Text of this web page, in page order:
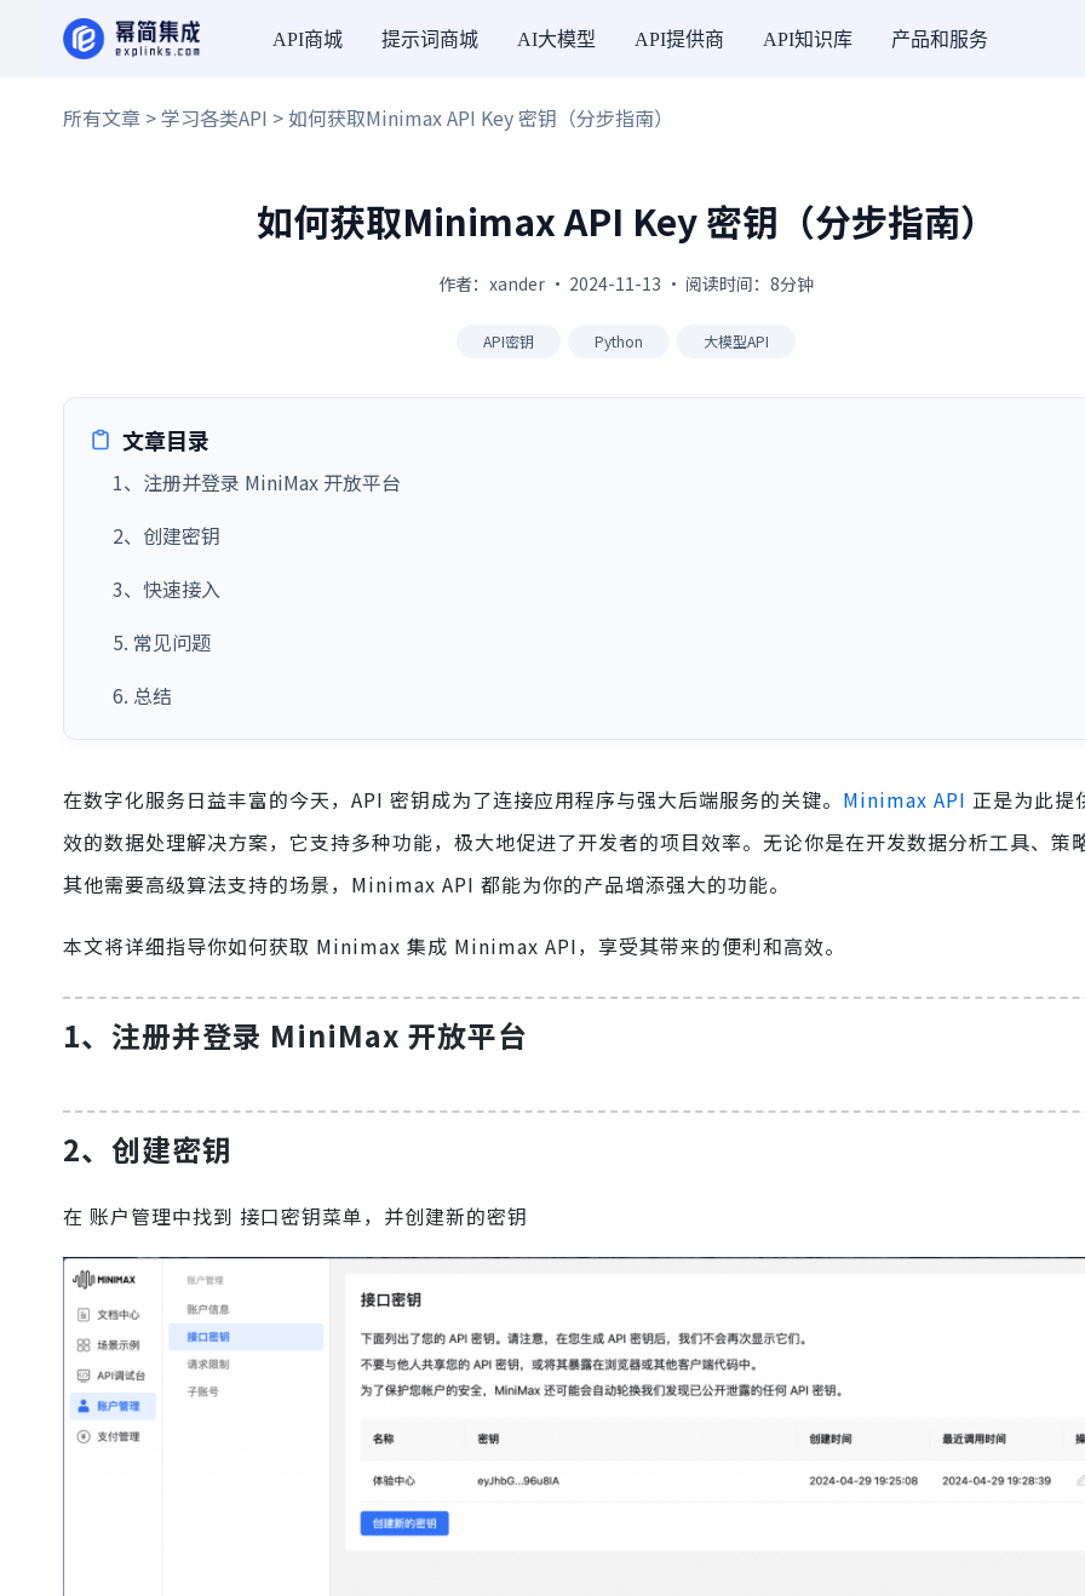
API商城 提示词商城 AI大模型 API提供商 API知识库 产品和服务
所有文章 >学习各类API > 如何获取Minimax API Key 密钥（分步指南）
如何获取Minimax API Key 密钥（分步指南）
作者：xander · 2024-11-13 · 阅读时间：8分钟
API密钥 Python 大模型API
文章目录
1、注册并登录 MiniMax 开放平台
2、创建密钥
3、快速接入
5. 常见问题
6. 总结
在数字化服务日益丰富的今天，API 密钥成为了连接应用程序与强大后端服务的关键。 Minimax API 正是为此提
效的数据处理解决方案，它支持多种功能，极大地促进了开发者的项目效率。无论你是在开发数据分析工具、策
其他需要高级算法支持的场景，Minimax API 都能为你的产品增添强大的功能。
本文将详细指导你如何获取 Minimax 集成 Minimax API，享受其带来的便利和高效。
1、注册并登录 MiniMax 开放平台
2、创建密钥
在 账户管理中找到 接口密钥菜单，并创建新的密钥